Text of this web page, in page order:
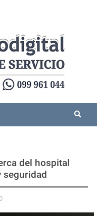
del hospital
seguridad
0